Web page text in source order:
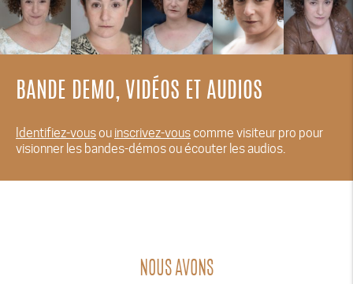
BANDE DEMO, VIDÉOS ET AUDIOS
Identifiez-vousou inscrivez-vouscomme visiteur pro pour
visionner les bandes-démos ou écouter les audios.
NOUS AVONS